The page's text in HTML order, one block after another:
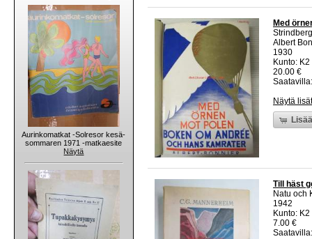
Aurinkomatkat -Solresor kesä-
sommaren 1971 -matkaesite
Näytä
Med
Albert
1930
Kunto:
20.00 €
Näytä
Till häst
Natu och
1942
Kunto:
7.00 €